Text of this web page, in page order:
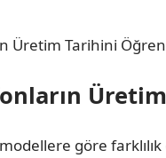
göre